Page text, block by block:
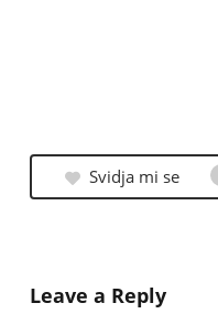
Svidja mi se
Leave a Reply